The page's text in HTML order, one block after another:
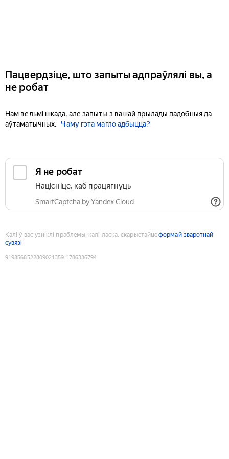
Пацвердзіце, што запыты адпраўлялі вы, а
не робат
Нам вельмі шкада, але запыты з вашай прылады падобныя да
аўтаматычных.
Чаму гэта магло адбыцца?
Я не робат
Націсніце, каб працягнуць
SmartCaptcha by Yandex Cloud
Калі ў вас узніклі праблемы, калі ласка, скарыстайцеформай зваротнай
сувязі
9198568522809021359:1786336794